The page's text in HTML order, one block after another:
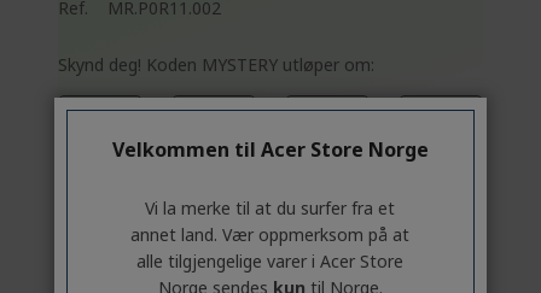
Ref. MR.P0R11.002
Skynd deg! Koden MYSTERY utløper om:
03
Dager
03
Timer
13
Minutter
11
Sekunder
Oppløsning: Full HD (1920 x 1080)
Velkommen til Acer Store Norge
Vi la merke til at du surfer fra et
annet land. Vær oppmerksom på at
alle tilgjengelige varer i Acer Store
Norge sendes kun til Norge.